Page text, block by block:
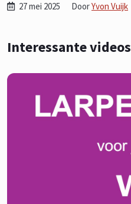
27 mei 2025 DoorYvon Vuijk
Interessante videos